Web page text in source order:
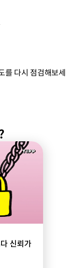
를 다시 점검해보세
신뢰가